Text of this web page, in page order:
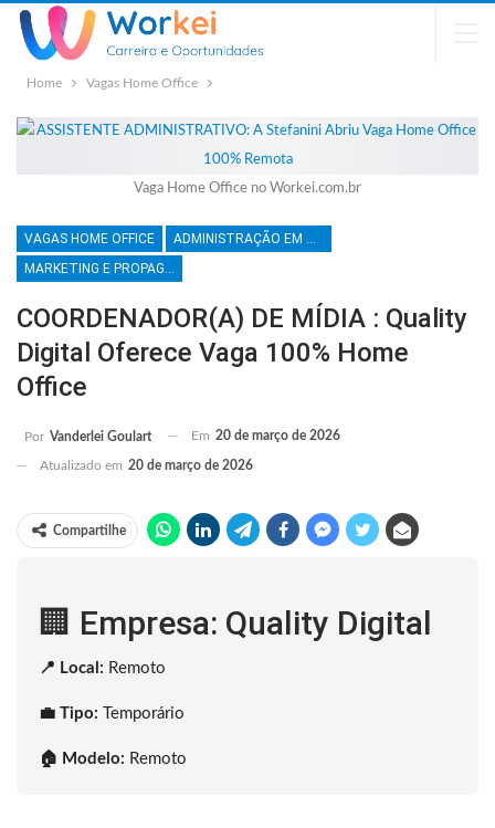
Home Vagas Home Office
Vaga Home Office no Workei.com.br
VAGAS HOME OFFICE
ADMINISTRAÇÃO EM GERAL
MARKETING E PROPAGANDA
COORDENADOR(A) DE MÍDIA : Quality
Digital Oferece Vaga 100% Home
Office
Por Vanderlei Goulart Em 20 de março de 2026
Atualizado em 20 de março de 2026
Compartilhe
🏢 Empresa: Quality Digital
📍 Local: Remoto
💼 Tipo: Temporário
🏠 Modelo: Remoto